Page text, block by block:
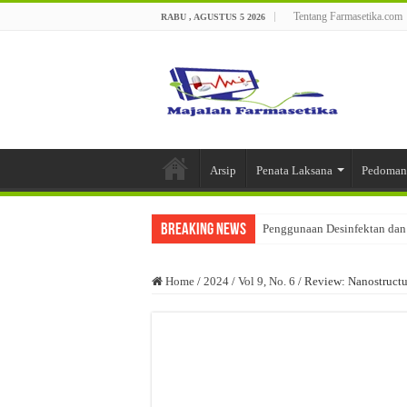
RABU , AGUSTUS 5 2026 Tentang Farmasetika.com
Arsip Penata Laksana Pedoman
Breaking News Penggunaan Desinfektan
Saffron (Crocus sativus L):
Optimasi Formula Basis
Home / 2024 / Vol 9, No. 6 / Review: